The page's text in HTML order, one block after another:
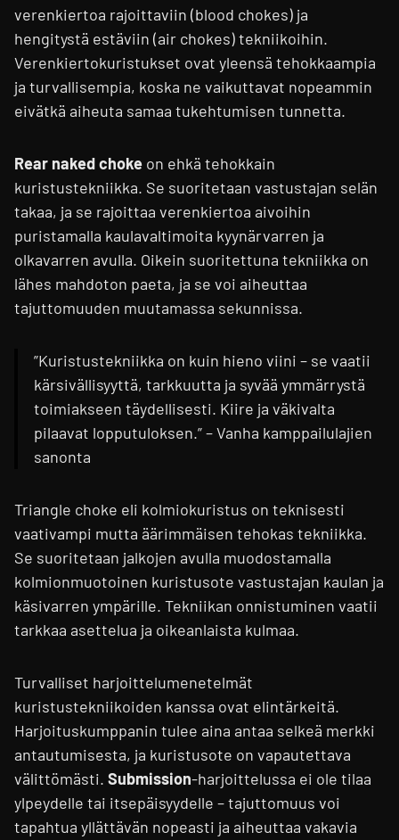
verenkiertoa rajoittaviin (blood chokes) ja
hengitystä estäviin (air chokes) tekniikoihin.
Verenkiertokuristukset ovat yleensä tehokkaampia
ja turvallisempia, koska ne vaikuttavat nopeammin
eivätkä aiheuta samaa tukehtumisen tunnetta.
Rear naked choke on ehkä tehokkain
kuristustekniikka. Se suoritetaan vastustajan selän
takaa, ja se rajoittaa verenkiertoa aivoihin
puristamalla kaulavaltimoita kyynärvarren ja
olkavarren avulla. Oikein suoritettuna tekniikka on
lähes mahdoton paeta, ja se voi aiheuttaa
tajuttomuuden muutamassa sekunnissa.
”Kuristustekniikka on kuin hieno viini – se vaatii
kärsivällisyyttä, tarkkuutta ja syvää ymmärrystä
toimiakseen täydellisesti. Kiire ja väkivalta
pilaavat lopputuloksen.” – Vanha kamppailulajien
sanonta
Triangle choke eli kolmiokuristus on teknisesti
vaativampi mutta äärimmäisen tehokas tekniikka.
Se suoritetaan jalkojen avulla muodostamalla
kolmionmuotoinen kuristusote vastustajan kaulan ja
käsivarren ympärille. Tekniikan onnistuminen vaatii
tarkkaa asettelua ja oikeanlaista kulmaa.
Turvalliset harjoittelumenetelmät
kuristustekniikoiden kanssa ovat elintärkeitä.
Harjoituskumppanin tulee aina antaa selkeä merkki
antautumisesta, ja kuristusote on vapautettava
välittömästi. Submission-harjoittelussa ei ole tilaa
ylpeydelle tai itsepäisyydelle – tajuttomuus voi
tapahtua yllättävän nopeasti ja aiheuttaa vakavia